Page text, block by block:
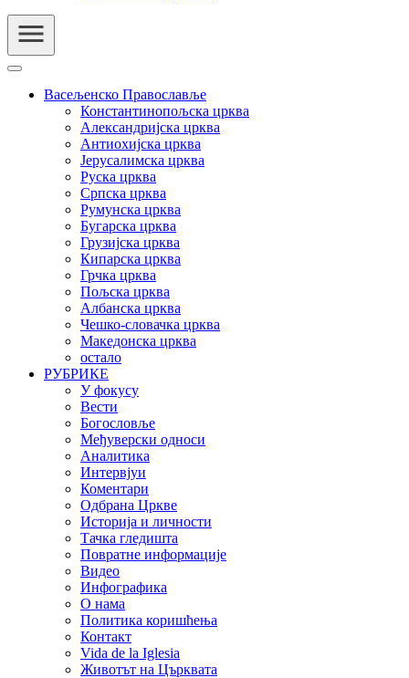
Васељенско Православље
Константинопољска црква
Александријска црква
Антиохијска црква
Јерусалимска црква
Руска црква
Српска црква
Румунска црква
Бугарска црква
Грузијска црква
Кипарска црква
Грчка црква
Пољска црква
Албанска црква
Чешко-словачка црква
Македонска црква
остало
РУБРИКЕ
У фокусу
Вести
Богословље
Међуверски односи
Аналитика
Интервјуи
Коментари
Одбрана Цркве
Историја и личности
Тачка гледишта
Повратне информације
Видео
Инфографика
О нама
Политика коришћења
Контакт
Vida de la Iglesia
Животът на Църквата